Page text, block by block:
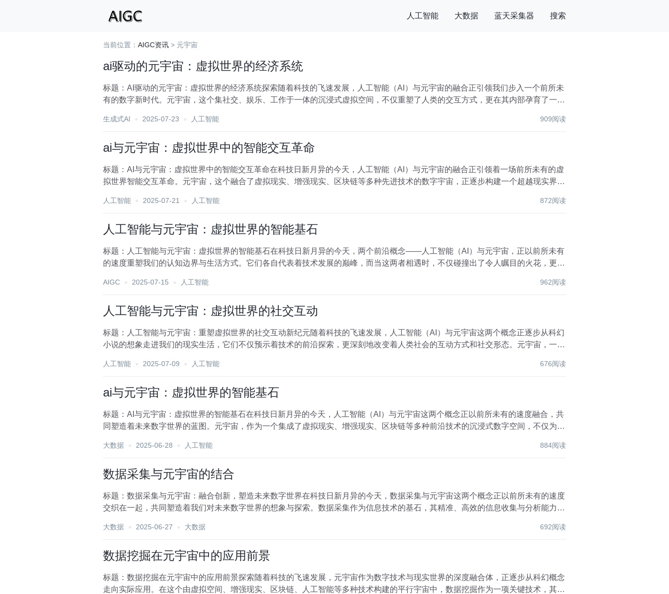
人工智能 大数据 蓝天采集器 搜索
当前位置： AIGC资讯 > 元宇宙
ai驱动的元宇宙：虚拟世界的经济系统
标题：AI驱动的元宇宙：虚拟世界的经济系统探索随着科技的飞速发展，人工智能（AI）与元宇宙的融合正引领我们步入一个前所未
有的数字新时代。元宇宙，这个集社交、娱乐、工作于一体的沉浸式虚拟空间，不仅重塑了人类的交互方式，更在其内部孕育了一套
生成式AI 2025-07-23 人工智能 909阅读
ai与元宇宙：虚拟世界中的智能交互革命
标题：AI与元宇宙：虚拟世界中的智能交互革命在科技日新月异的今天，人工智能（AI）与元宇宙的融合正引领着一场前所未有的虚
拟世界智能交互革命。元宇宙，这个融合了虚拟现实、增强现实、区块链等多种先进技术的数字宇宙，正逐步构建一个超越现实界
人工智能 2025-07-21 人工智能 872阅读
人工智能与元宇宙：虚拟世界的智能基石
标题：人工智能与元宇宙：虚拟世界的智能基石在科技日新月异的今天，两个前沿概念——人工智能（AI）与元宇宙，正以前所未有
的速度重塑我们的认知边界与生活方式。它们各自代表着技术发展的巅峰，而当这两者相遇时，不仅碰撞出了令人瞩目的火花，更为
AIGC 2025-07-15 人工智能 962阅读
人工智能与元宇宙：虚拟世界的社交互动
标题：人工智能与元宇宙：重塑虚拟世界的社交互动新纪元随着科技的飞速发展，人工智能（AI）与元宇宙这两个概念正逐步从科幻
小说的想象走进我们的现实生活，它们不仅预示着技术的前沿探索，更深刻地改变着人类社会的互动方式和社交形态。元宇宙，一个
人工智能 2025-07-09 人工智能 676阅读
ai与元宇宙：虚拟世界的智能基石
标题：AI与元宇宙：虚拟世界的智能基石在科技日新月异的今天，人工智能（AI）与元宇宙这两个概念正以前所未有的速度融合，共
同塑造着未来数字世界的蓝图。元宇宙，作为一个集成了虚拟现实、增强现实、区块链等多种前沿技术的沉浸式数字空间，不仅为用
大数据 2025-06-28 人工智能 884阅读
数据采集与元宇宙的结合
标题：数据采集与元宇宙：融合创新，塑造未来数字世界在科技日新月异的今天，数据采集与元宇宙这两个概念正以前所未有的速度
交织在一起，共同塑造着我们对未来数字世界的想象与探索。数据采集作为信息技术的基石，其精准、高效的信息收集与分析能力为
大数据 2025-06-27 大数据 692阅读
数据挖掘在元宇宙中的应用前景
标题：数据挖掘在元宇宙中的应用前景探索随着科技的飞速发展，元宇宙作为数字技术与现实世界的深度融合体，正逐步从科幻概念
走向实际应用。在这个由虚拟空间、增强现实、区块链、人工智能等多种技术构建的平行宇宙中，数据挖掘作为一项关键技术，其应